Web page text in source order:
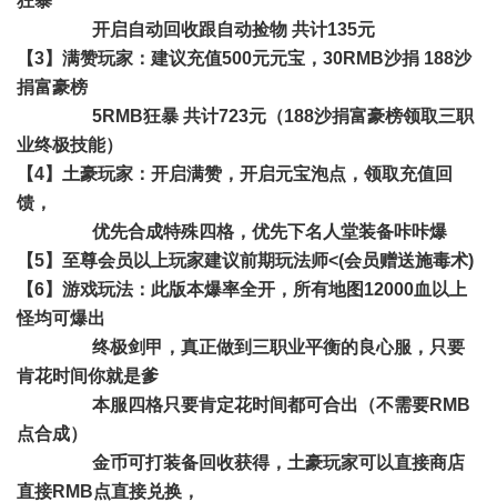
开启自动回收跟自动捡物 共计135元
【3】满赞玩家：建议充值500元元宝，30RMB沙捐 188沙
捐富豪榜
5RMB狂暴 共计723元（188沙捐富豪榜领取三职
业终极技能）
【4】土豪玩家：开启满赞，开启元宝泡点，领取充值回
馈，
优先合成特殊四格，优先下名人堂装备咔咔爆
【5】至尊会员以上玩家建议前期玩法师<(会员赠送施毒术)
【6】游戏玩法：此版本爆率全开，所有地图12000血以上
怪均可爆出
终极剑甲，真正做到三职业平衡的良心服，只要
肯花时间你就是爹
本服四格只要肯定花时间都可合出（不需要RMB
点合成）
金币可打装备回收获得，土豪玩家可以直接商店
直接RMB点直接兑换，